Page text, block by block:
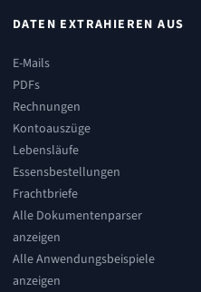
DATEN EXTRAHIEREN AUS
E-Mails
PDFs
Rechnungen
Kontoauszüge
Lebensläufe
Essensbestellungen
Frachtbriefe
Alle Dokumentenparser
anzeigen
Alle Anwendungsbeispiele
anzeigen